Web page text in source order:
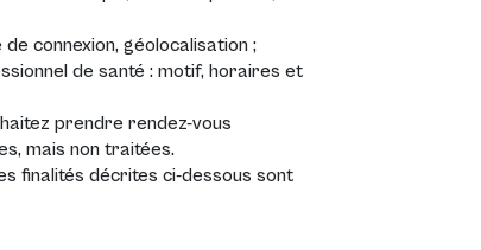
connexion, géolocalisation ;
de santé : motif, horaires et
prendre rendez-vous
mais non traitées.
finalités décrites ci-dessous sont